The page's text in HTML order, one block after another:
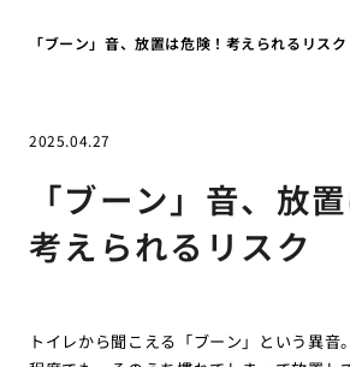
「ブーン」音、放置は危険！考えられるリスク
2025.04.27
「ブーン」音、放
考えられるリスク
トイレから聞こえる「ブーン」という異音